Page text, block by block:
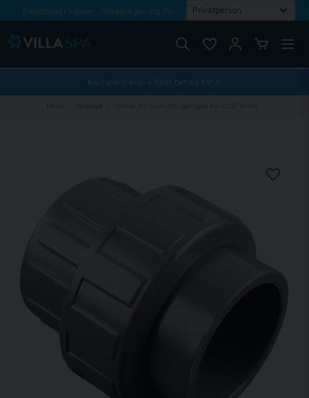
Rabattkod i kassan - Villaspa ger dig 5%
Kampanj! Köp 4 filter betala för 3!
Hem Spabad Union 2.0 tum (ho-gängad ho ID 57 mm)